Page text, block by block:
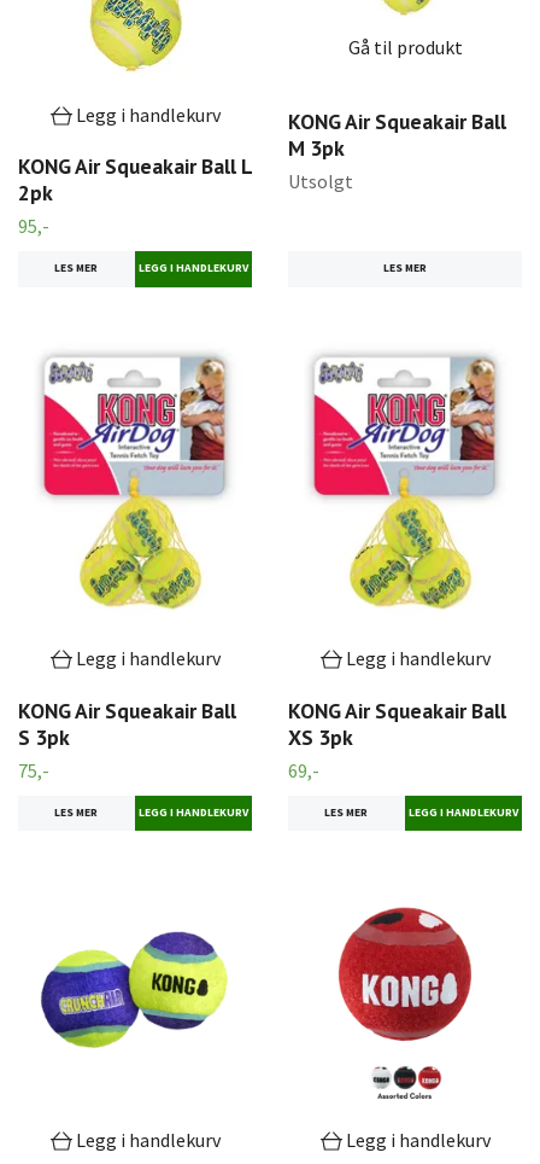
Legg i handlekurv
KONG Air Squeakair Ball L
2pk
95,-
LES MER
Gå til produkt
KONG Air Squeakair Ball
M 3pk
Utsolgt
LES MER
Legg i handlekurv
KONG Air Squeakair Ball
S 3pk
75,-
LES MER
Legg i handlekurv
KONG Air Squeakair Ball
XS 3pk
69,-
LES MER
Legg i handlekurv Legg i handlekurv